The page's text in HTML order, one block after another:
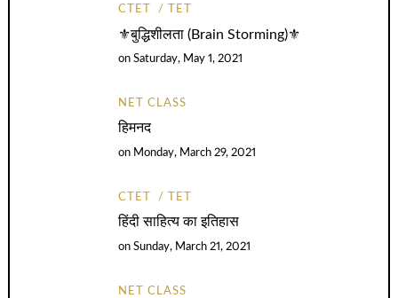
CTET TET
⚜️बुद्धिशीलता (Brain Storming)⚜️
onSaturday, May 1, 2021
NET CLASS
हिमनद
on Monday, March 29, 2021
CTET TET
हिंदी साहित्य का इतिहास
onSunday, March 21, 2021
NET CLASS